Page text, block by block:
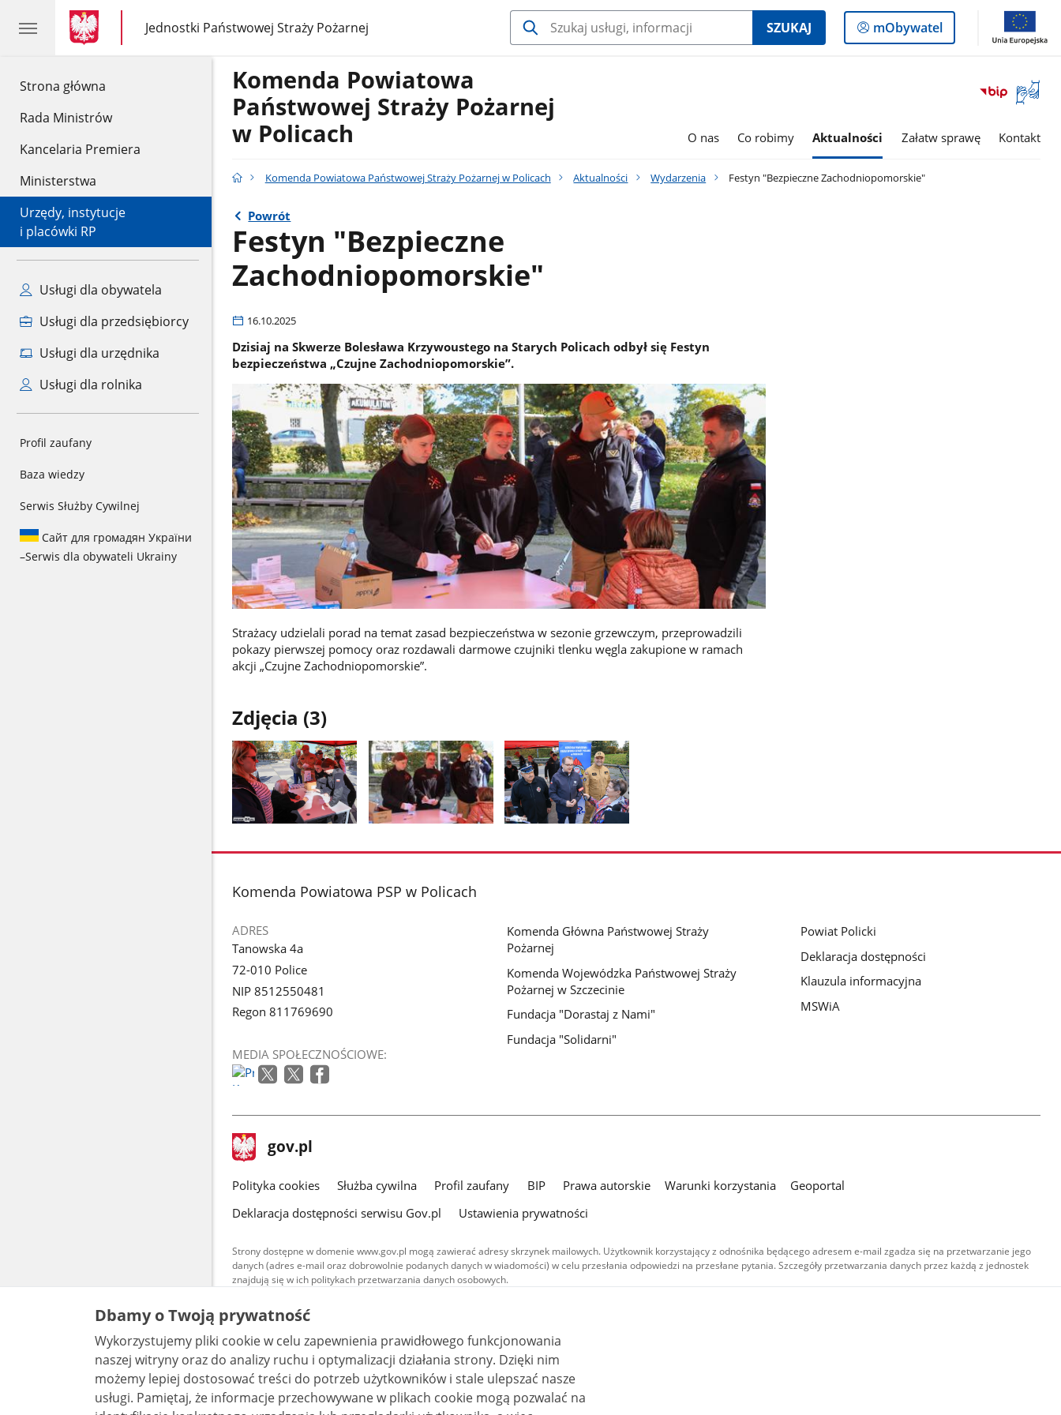
Strona główna
Rada Ministrów
Kancelaria Premiera
Ministerstwa
Urzędy, instytucje
i placówki RP
Usługi dla obywatela
Usługi dla przedsiębiorcy
Usługi dla urzędnika
Usługi dla rolnika
Profil zaufany
Baza wiedzy
Serwis Służby Cywilnej
Сайт для громадян України
–Serwis dla obywateli Ukrainy
gov.pl
gov.pl
Jednostki Państwowej Straży Pożarnej
gov.pl
Jednostki
Państwowej
SZUKAJ
Logowanie
do
mObywatel
Otwórz
okno
Komenda Powiatowa
Państwowej Straży Pożarnej
w Policach
O nas Co robimy Aktualności Załatw sprawę Kontakt
Komenda Powiatowa Państwowej Straży Pożarnej w Policach Aktualności Wydarzenia Festyn "Bezpieczne Zachodniopomorskie"
Powrót
Festyn "Bezpieczne
Zachodniopomorskie"
16.10.2025
Dzisiaj na Skwerze Bolesława Krzywoustego na Starych Policach odbył się Festyn
bezpieczeństwa „Czujne Zachodniopomorskie”.
Strażacy udzielali porad na temat zasad bezpieczeństwa w sezonie grzewczym, przeprowadzili
pokazy pierwszej pomocy oraz rozdawali darmowe czujniki tlenku węgla zakupione w ramach
akcji „Czujne Zachodniopomorskie”.
Zdjęcia (3)
galerii.
galerii.
stopka
Komenda Powiatowa PSP w Policach
ADRES
Tanowska 4a
72-010 Police
NIP 8512550481
Regon 811769690
MEDIA SPOŁECZNOŚCIOWE:
Komenda Główna Państwowej Straży
Pożarnej
Komenda Wojewódzka Państwowej Straży
Pożarnej w Szczecinie
Fundacja "Dorastaj z Nami"
Fundacja "Solidarni"
Powiat Policki
Deklaracja dostępności
Klauzula informacyjna
MSWiA
stopka
gov.pl Strona
gov.pl
gov.pl
Polityka cookies Służba cywilna Profil zaufany BIP Prawa autorskie Warunki korzystania
Geoportal
Deklaracja dostępności serwisu Gov.pl
Ustawienia prywatności
Strony dostępne w domenie www.gov.pl mogą zawierać adresy skrzynek mailowych. Użytkownik korzystający z odnośnika będącego adresem e-mail zgadza się na przetwarzanie jego
danych (adres e-mail oraz dobrowolnie podanych danych w wiadomości) w celu przesłania odpowiedzi na przesłane pytania. Szczegóły przetwarzania danych przez każdą z jednostek
znajdują się w ich politykach przetwarzania danych osobowych.
Treści tekstowe publikowane w serwisie (z wyłączeniem treści audiowizualnych), są
udostępniane na licencji typu Creative Commons: uznanie autorstwa - na tych samych
warunkach 4.0 (CC BY-SA 4.0). Materiały audiowizualne, w tym zdjęcia, materiały audio i wideo,
są udostępniane na licencji typu Creative Commons: uznanie autorstwa użycie niekomercyjne -
bez utworów zależnych 4.0 (CC BY-NC-ND 4.0), o ile nie jest to stwierdzone inaczej.
Dbamy o Twoją prywatność
Wykorzystujemy pliki cookie w celu zapewnienia prawidłowego funkcjonowania
naszej witryny oraz do analizy ruchu i optymalizacji działania strony. Dzięki nim
możemy lepiej dostosować treści do potrzeb użytkowników i stale ulepszać nasze
usługi. Pamiętaj, że informacje przechowywane w plikach cookie mogą pozwalać na